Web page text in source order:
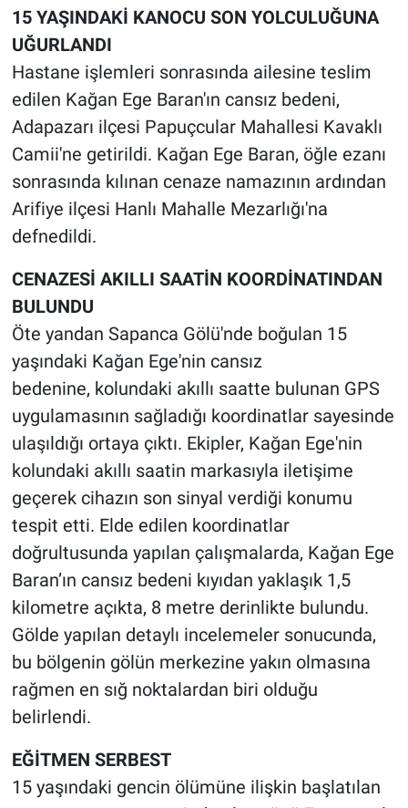
15 YAŞINDAKİ KANOCU SON YOLCULUĞUNA
UĞURLANDI
Hastane işlemleri sonrasında ailesine teslim
edilen Kağan Ege Baran'ın cansız bedeni,
Adapazarı ilçesi Papuçcular Mahallesi Kavaklı
Camii'ne getirildi. Kağan Ege Baran, öğle ezanı
sonrasında kılınan cenaze namazının ardından
Arifiye ilçesi Hanlı Mahalle Mezarlığı'na
defnedildi.
CENAZESİ AKILLI SAATİN KOORDİNATINDAN
BULUNDU
Öte yandan Sapanca Gölü'nde boğulan 15
yaşındaki Kağan Ege'nin cansız
bedenine, kolundaki akıllı saatte bulunan GPS
uygulamasının sağladığı koordinatlar sayesinde
ulaşıldığı ortaya çıktı. Ekipler, Kağan Ege'nin
kolundaki akıllı saatin markasıyla iletişime
geçerek cihazın son sinyal verdiği konumu
tespit etti. Elde edilen koordinatlar
doğrultusunda yapılan çalışmalarda, Kağan Ege
Baran’ın cansız bedeni kıyıdan yaklaşık 1,5
kilometre açıkta, 8 metre derinlikte bulundu.
Gölde yapılan detaylı incelemeler sonucunda,
bu bölgenin gölün merkezine yakın olmasına
rağmen en sığ noktalardan biri olduğu
belirlendi.
EĞİTMEN SERBEST
15 yaşındaki gencin ölümüne ilişkin başlatılan